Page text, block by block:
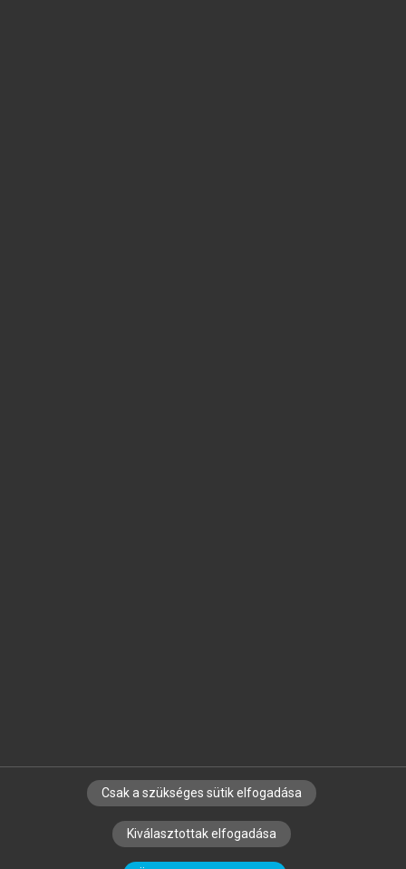
SZERZŐKNEK CÉGEKNEK KÖNYVTÁROSOKNAK
SZERKESZTÉSI ÉS LEKTORÁLÁSI ALAPELVEK
Csak a szükséges sütik elfogadása
Kiválasztottak elfogadása